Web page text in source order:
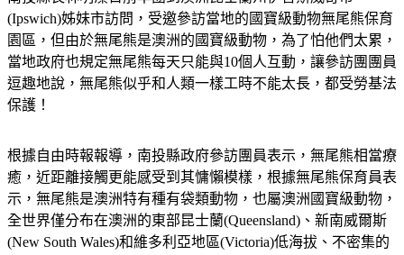
(Ipswich)姊妹市訪問，受邀參訪當地的國寶級動物無尾熊保育
園區，但由於無尾熊是澳洲的國寶級動物，為了怕他們太累，
當地政府也規定無尾熊每天只能與10個人互動，讓參訪團團員
逗趣地說，無尾熊似乎和人類一樣工時不能太長，都受勞基法
保護！
根據自由時報報導，南投縣政府參訪團員表示，無尾熊相當療
癒，近距離接觸更能感受到其慵懶模樣，根據無尾熊保育員表
示，無尾熊是澳洲特有種有袋類動物，也屬澳洲國寶級動物，
全世界僅分布在澳洲的東部昆士蘭(Queensland)、新南威爾斯
(New South Wales)和維多利亞地區(Victoria)低海拔、不密集的